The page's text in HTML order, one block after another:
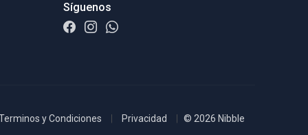
Síguenos
y Condiciones Privacidad © 2026 Nibble